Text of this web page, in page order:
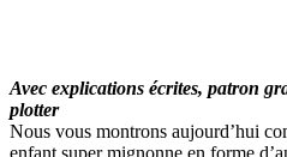
Avec explications écrites, patron
plotter
Nous vous montrons aujourd’hui
enfant super mignonne en forme